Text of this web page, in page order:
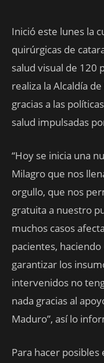
Inició este lunes la
quirúrgicas de
salud visual de 120
realiza la Alcaldía
gracias a las
salud impulsadas
“Hoy se inicia una
Milagro que nos
orgullo, que nos
gratuita a nuestro
muchos casos
pacientes,
garantizar los
intervenidos no
nada gracias al
Maduro”, así lo
Para hacer